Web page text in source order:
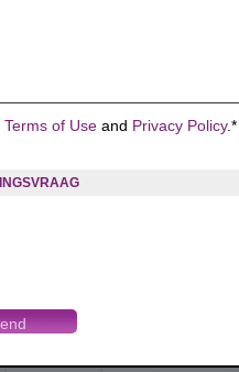
Terms of Use and Privacy Policy.*